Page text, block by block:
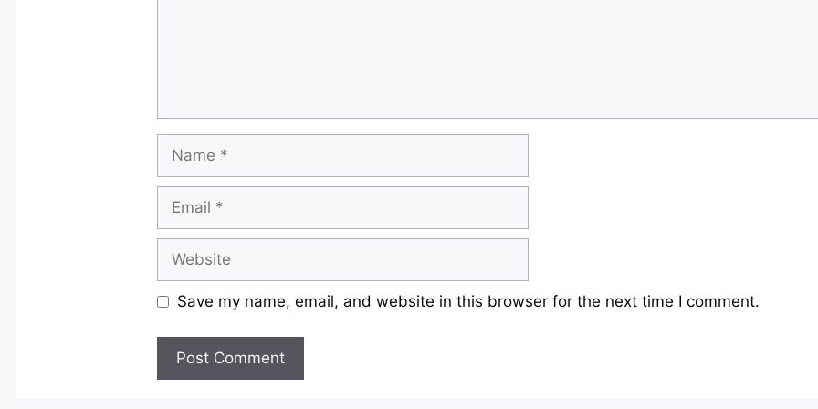
Name
Email
Website
Save my name, email, and website in this browser for the next time I comment.